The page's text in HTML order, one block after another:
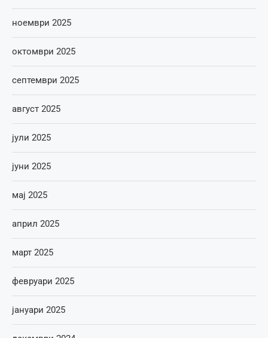
ноември 2025
октомври 2025
септември 2025
август 2025
јули 2025
јуни 2025
мај 2025
април 2025
март 2025
февруари 2025
јануари 2025